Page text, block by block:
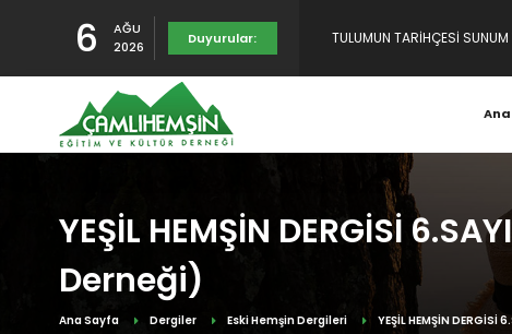
6
AĞU
2026
Duyurular: RAHMET, MİNNET VE
YEŞİL HEMŞİN DERGİSİ
Derneği)
Ana Sayfa Dergiler Eski Hemşin Dergileri YEŞİL HEMŞİN